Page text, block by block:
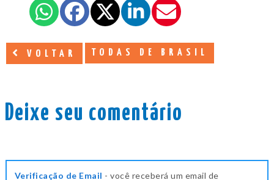
VOLTAR TODAS DE BRASIL
Deixe seu comentário
Verificação de Email - você receberá um email de